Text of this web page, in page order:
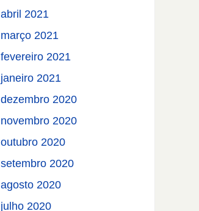
abril 2021
março 2021
fevereiro 2021
janeiro 2021
dezembro 2020
novembro 2020
outubro 2020
setembro 2020
agosto 2020
julho 2020